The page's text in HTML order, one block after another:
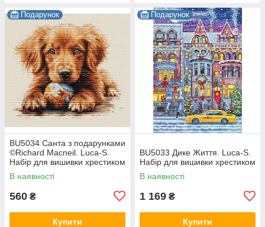
Подарунок
BU5034 Санта з подарунками
©Richard Macneil. Luca-S.
Набір для вишивки хрестиком
В наявності
560 ₴
Купити
Подарунок
BU5033 Дике Життя. Luca-S.
Набір для вишивки хрестиком
В наявності
1 169 ₴
Купити